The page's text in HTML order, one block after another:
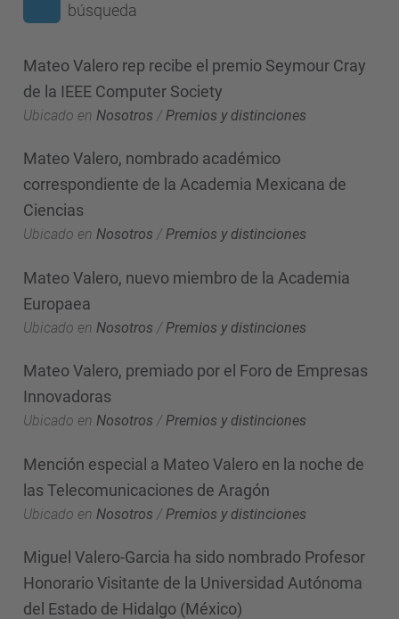
búsqueda
Mateo Valero rep recibe el premio Seymour Cray
de la IEEE Computer Society
Ubicado en Nosotros / Premios y distinciones
Mateo Valero, nombrado académico
correspondiente de la Academia Mexicana de
Ciencias
Ubicado en Nosotros /Premios y distinciones
Mateo Valero, nuevo miembro de la Academia
Europaea
Ubicado en Nosotros / Premios y distinciones
Mateo Valero, premiado por el Foro de Empresas
Innovadoras
Ubicado en Nosotros /Premios y distinciones
Mención especial a Mateo Valero en la noche de
las Telecomunicaciones de Aragón
Ubicado en Nosotros / Premios y distinciones
Miguel Valero-Garcia ha sido nombrado Profesor
Honorario Visitante de la Universidad Autónoma
del Estado de Hidalgo (México)